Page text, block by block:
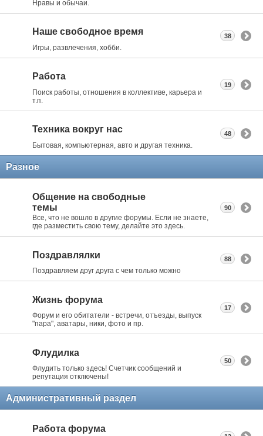
Нравы и обычаи.
Наше свободное время
Игры, развлечения, хобби.
38
Работа
Поиск работы, отношения в коллективе, карьера и
т.п.
19
Техника вокруг нас
Бытовая, компьютерная, авто и другая техника.
48
Разное
Общение на свободные
темы
Все, что не вошло в другие форумы. Если не знаете,
где разместить свою тему, делайте это здесь.
90
Поздравлялки
Поздравляем друг друга с чем только можно
88
Жизнь форума
Форум и его обитатели - встречи, отъезды, выпуск
"пара", аватары, ники, фото и пр.
17
Флудилка
Флудить только здесь! Счетчик сообщений и
репутация отключены!
50
Административный раздел
Работа форума